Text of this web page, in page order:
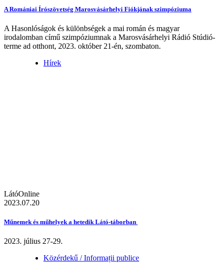
A Romániai Írószövetség Marosvásárhelyi Fiókjának szimpóziuma
A Hasonlóságok és különbségek a mai román és magyar
irodalomban című szimpóziumnak a Marosvásárhelyi Rádió Stúdió-
terme ad otthont, 2023. október 21-én, szombaton.
Hírek
LátóOnline
2023.07.20
Műnemek és műhelyek a hetedik Látó-táborban
2023. július 27-29.
Közérdekű / Informații publice